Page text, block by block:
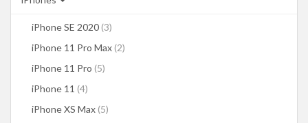
iPhone SE 2020 (3)
iPhone 11 Pro Max (2)
iPhone 11 Pro (5)
iPhone 11 (4)
iPhone XS Max (5)